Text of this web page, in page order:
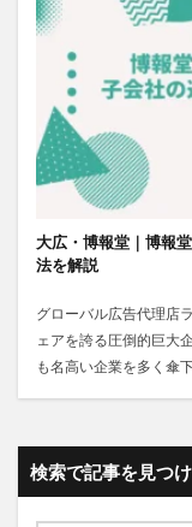
大広・博報堂｜博報
法を解説
グローバル広告代理店
ェアを誇る圧倒的巨大
も名高い企業を多く傘
検索で記事を見つ